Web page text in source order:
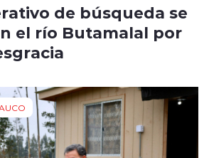
de búsqueda se
el río Butamalal por